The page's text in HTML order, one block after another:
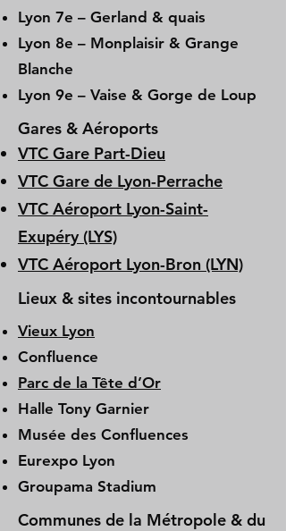
Lyon 7e – Gerland & quais
Lyon 8e – Monplaisir & Grange
Blanche
Lyon 9e – Vaise & Gorge de Loup
Gares & Aéroports
VTC Gare Part-Dieu
VTC Gare de Lyon-Perrache
VTC Aéroport Lyon-Saint-
Exupéry (LYS)
VTC Aéroport Lyon-Bron (LYN)
Lieux & sites incontournables
Vieux Lyon
Confluence
Parc de la Tête d’Or
Halle Tony Garnier
Musée des Confluences
Eurexpo Lyon
Groupama Stadium
Communes de la Métropole & du